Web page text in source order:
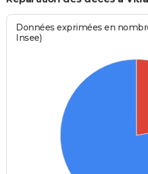
Données exprimées en
Insee)